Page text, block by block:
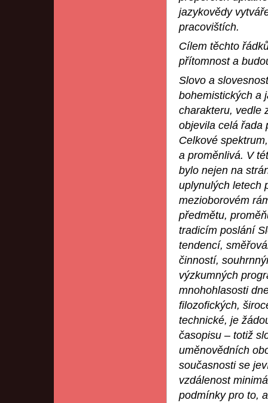
jazykovědy
pracovištích.
Cílem těchto
přítomnost a
Slovo a
bohemistických a
charakteru, vedle
objevila celá řada
Celkové
a proměnlivá. V
bylo nejen na
uplynulých letech
mezioborovém
předmětu,
tradicím poslání
tendencí,
činností,
výzkumných
mnohohlasosti
filozofických,
technické, je
časopisu – totiž
uměnovědních
současnosti se
vzdálenost
podmínky pro to,